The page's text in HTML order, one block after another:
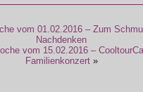
vom 01.02.2016 – Zum
Nachdenken
vom 15.02.2016 –
Familienkonzert»